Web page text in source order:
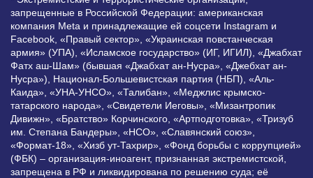
запрещенные в Российской Федерации: американская
компания Meta и принадлежащие ей соцсети Instagram и
Facebook, «Правый сектор», «Украинская повстанческая
армия» (УПА), «Исламское государство» (ИГ, ИГИЛ), «Джабхат
Фатх аш-Шам» (бывшая «Джабхат ан-Нусра», «Джебхат ан-
Нусра»), Национал-Большевистская партия (НБП), «Аль-
Каида», «УНА-УНСО», «Талибан», «Меджлис крымско-
татарского народа», «Свидетели Иеговы», «Мизантропик
Дивижн», «Братство» Корчинского, «Артподготовка», «Тризуб
им. Степана Бандеры», «НСО», «Славянский союз»,
«Формат-18», «Хизб ут-Тахрир», «Фонд борьбы с коррупцией»
(ФБК) – организация-иноагент, признанная экстремистской,
запрещена в РФ и ликвидирована по решению суда; её